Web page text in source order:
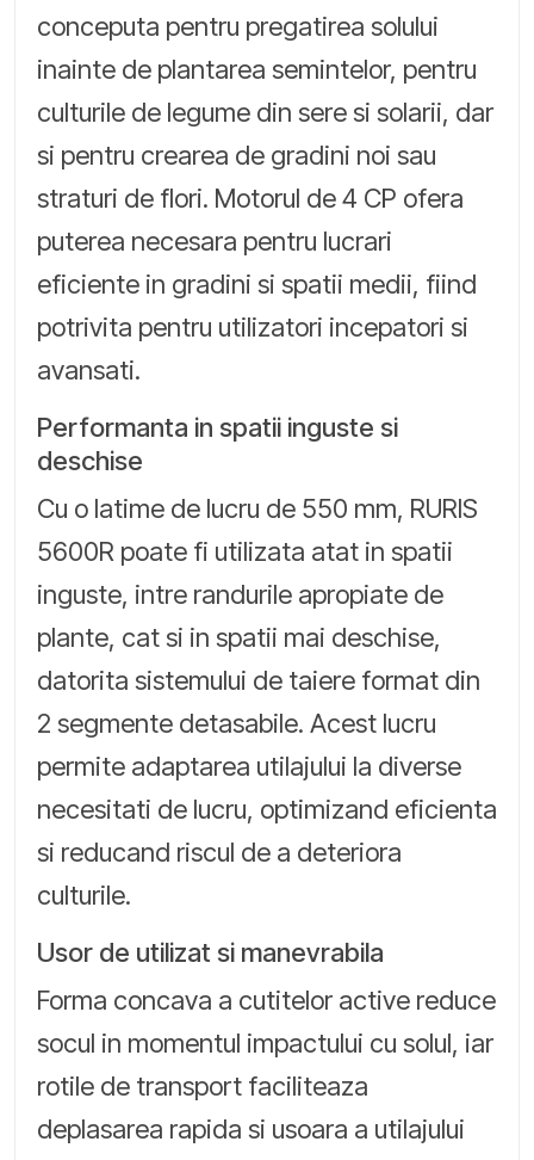
conceputa pentru pregatirea solului
inainte de plantarea semintelor, pentru
culturile de legume din sere si solarii, dar
si pentru crearea de gradini noi sau
straturi de flori. Motorul de 4 CP ofera
puterea necesara pentru lucrari
eficiente in gradini si spatii medii, fiind
potrivita pentru utilizatori incepatori si
avansati.
Performanta in spatii inguste si
deschise
Cu o latime de lucru de 550 mm, RURIS
5600R poate fi utilizata atat in spatii
inguste, intre randurile apropiate de
plante, cat si in spatii mai deschise,
datorita sistemului de taiere format din
2 segmente detasabile. Acest lucru
permite adaptarea utilajului la diverse
necesitati de lucru, optimizand eficienta
si reducand riscul de a deteriora
culturile.
Usor de utilizat si manevrabila
Forma concava a cutitelor active reduce
socul in momentul impactului cu solul, iar
rotile de transport faciliteaza
deplasarea rapida si usoara a utilajului